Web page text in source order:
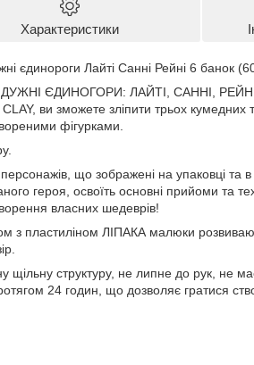
Характеристики
єдинороги Лайті Санні Рейні 6 банок
ЄДИНОГОРИ: ЛАЙТІ, САННІ, РЕЙНІ
ви зможете зліпити трьох кумедних
фігурками.
що зображені на упаковці та в
героя, освоїть основні прийоми та
власних шедеврів!
з пластиліном ЛІПАКА малюки
щільну структуру, не липне до рук, не
24 годин, що дозволяє гратися